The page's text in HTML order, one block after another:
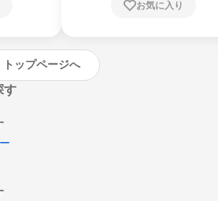
鹿児島県、
お気に入り
トップページへ
す